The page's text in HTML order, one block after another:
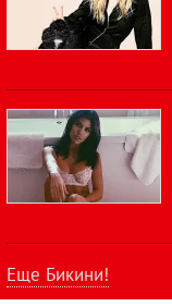
Еще Бикини!